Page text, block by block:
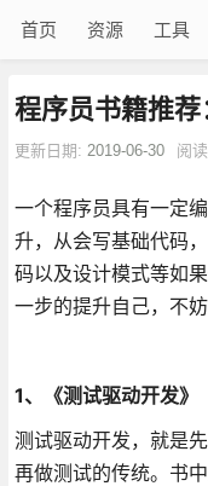
首页 资源 工具
程序员书籍推荐
更新日期: 2019-06-30 阅
一个程序员具有一定
升，从会写基础代码
码以及设计模式等如
一步的提升自己，不
1、《测试驱动开发》
测试驱动开发，就是
再做测试的传统。书